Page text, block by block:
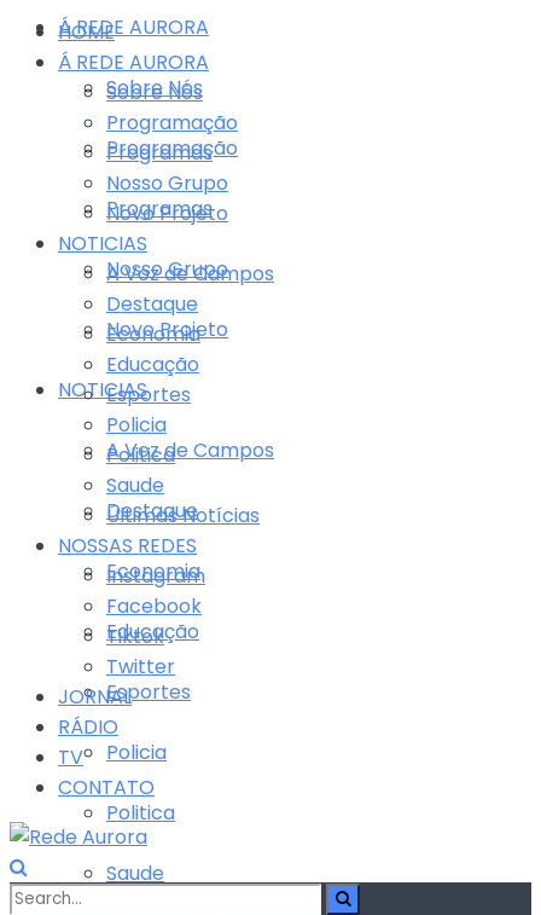
Á REDE AURORA
Sobre Nós
Programação
Programas
Nosso Grupo
Novo Projeto
NOTICIAS
A Voz de Campos
Destaque
Economia
Educação
Esportes
Policia
Politica
Saude
HOME
Á REDE AURORA
Sobre Nós
Programação
Programas
Nosso Grupo
Novo Projeto
NOTICIAS
A Voz de Campos
Destaque
Economia
Educação
Esportes
Policia
Politica
Saude
Últimas Notícias
NOSSAS REDES
Instagram
Facebook
Tiktok
Twitter
JORNAL
RÁDIO
TV
CONTATO